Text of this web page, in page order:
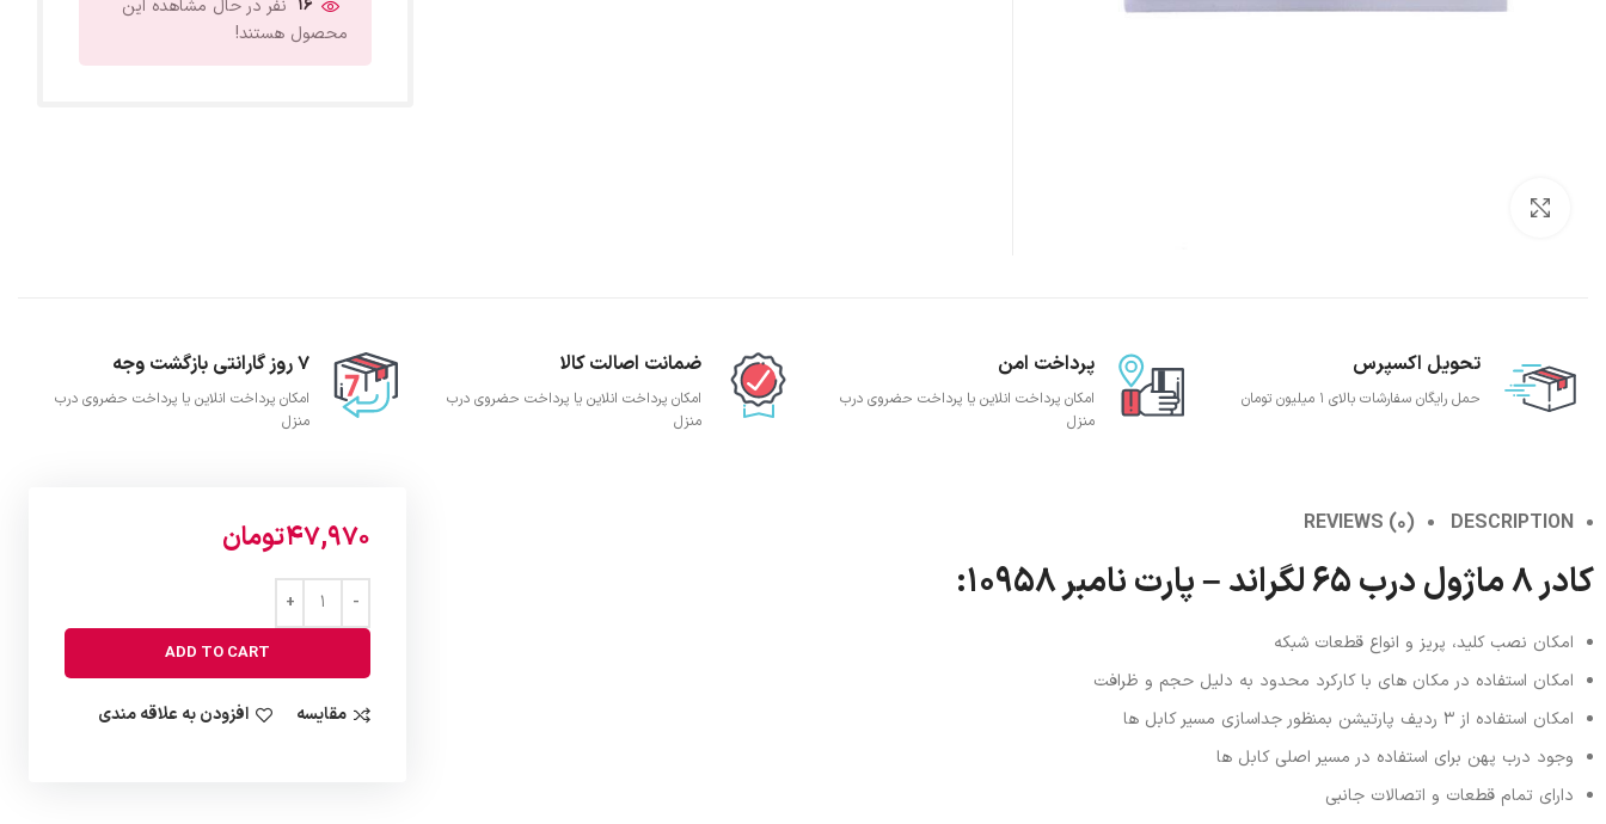
نفر در حال مشاهده این
محصول هستند!
تحویل اکسپرس
حمل رایگان سفارشات بالای 1 میلیون تومان
پرداخت امن
امکان پرداخت انلاین یا پرداخت حضروی درب
منزل
ضمانت اصالت کالا
امکان پرداخت انلاین یا پرداخت حضروی درب
منزل
7 روز گارانتی بازگشت وجه
امکان پرداخت انلاین یا پرداخت حضروی درب
منزل
DESCRIPTION
REVIEWS (0)
کادر ۸ ماژول درب ۶۵ لگراند – پارت نامبر ۱۰۹۵۸:
امکان نصب کلید، پریز و انواع قطعات شبکه
امکان استفاده در مکان های با کارکرد محدود به دلیل حجم و ظرافت
امکان استفاده از ۳ ردیف پارتیشن بمنظور جداسازی مسیر کابل ها
وجود درب پهن برای استفاده در مسیر اصلی کابل ها
دارای تمام قطعات و اتصالات جانبی
47,970تومان
ADD TO CART
مقایسه افزودن به علاقه مندی